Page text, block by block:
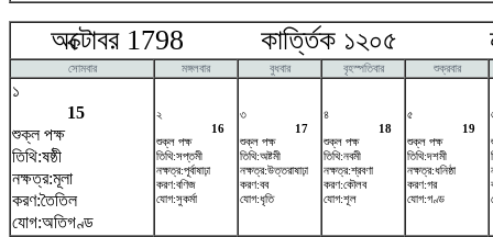
অক্টোবর 1798 কার্ত্তিক ১২০৫
সোমবার মঙ্গলবার বুধবার বৃহস্পতিবার শুক্রবার
১
15
শুক্ল পক্ষ
তিথি:ষষ্ঠী
নক্ষত্র:মূলা
করণ:তৈতিল
যোগ:অতিগণ্ড
২
16
শুক্ল পক্ষ
তিথি:সপ্তমী
নক্ষত্র:পূর্বাষাঢ়া
করণ:বণিজ
যোগ:সুকর্মা
৩
17
শুক্ল পক্ষ
তিথি:অষ্টমী
নক্ষত্র:উত্তরাষাঢ়া
করণ:বব
যোগ:ধৃতি
৪
18
শুক্ল পক্ষ
তিথি:নবমী
নক্ষত্র:শ্রবণা
করণ:কৌলব
যোগ:শূল
৫
19
শুক্ল পক্ষ
তিথি:দশমী
নক্ষত্র:ধনিষ্ঠা
করণ:গর
যোগ:গণ্ড